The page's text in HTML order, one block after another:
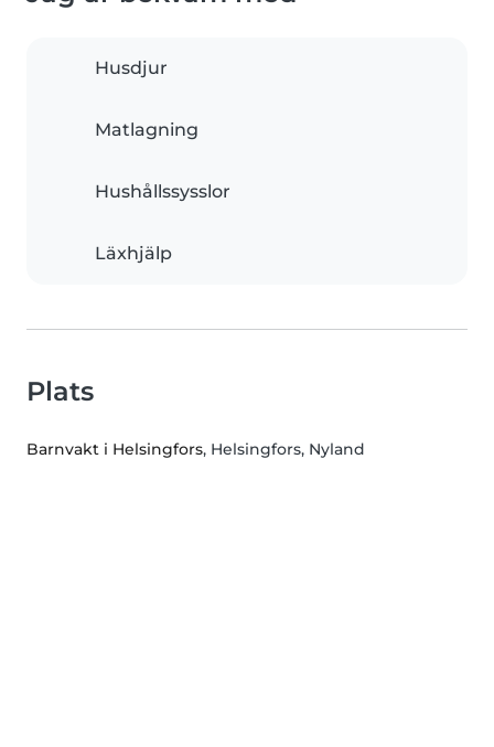
Husdjur
Matlagning
Hushållssysslor
Läxhjälp
Plats
Barnvakt i Helsingfors, Helsingfors, Nyland